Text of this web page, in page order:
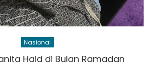
Nasional
Haid di Bulan Ramadan